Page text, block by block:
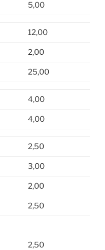
5,00
12,00
2,00
25,00
4,00
4,00
2,50
3,00
2,00
2,50
2,50